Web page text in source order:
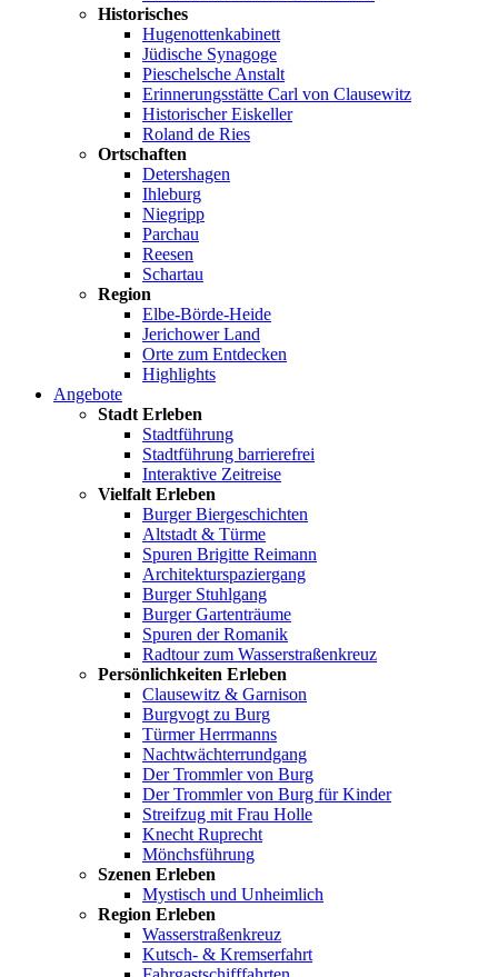
Historisches
Hugenottenkabinett
Jüdische Synagoge
Pieschelsche Anstalt
Erinnerungsstätte Carl von Clausewitz
Historischer Eiskeller
Roland de Ries
Ortschaften
Detershagen
Ihleburg
Niegripp
Parchau
Reesen
Schartau
Region
Elbe-Börde-Heide
Jerichower Land
Orte zum Entdecken
Highlights
Angebote
Stadt Erleben
Stadtführung
Stadtführung barrierefrei
Interaktive Zeitreise
Vielfalt Erleben
Burger Biergeschichten
Altstadt & Türme
Spuren Brigitte Reimann
Architekturspaziergang
Burger Stuhlgang
Burger Gartenträume
Spuren der Romanik
Radtour zum Wasserstraßenkreuz
Persönlichkeiten Erleben
Clausewitz & Garnison
Burgvogt zu Burg
Türmer Herrmanns
Nachtwächterrundgang
Der Trommler von Burg
Der Trommler von Burg für Kinder
Streifzug mit Frau Holle
Knecht Ruprecht
Mönchsführung
Szenen Erleben
Mystisch und Unheimlich
Region Erleben
Wasserstraßenkreuz
Kutsch- & Kremserfahrt